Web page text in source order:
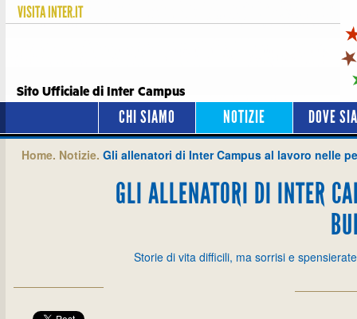
VISITAINTER.IT
Sito Ufficiale di Inter Campus
CHI SIAMO NOTIZIE DOVE
Home. Notizie. Gli allenatori di Inter Campus al lavoro nelle
GLI ALLENATORI DI INTER
Storie di vita difficili, ma sorrisi e